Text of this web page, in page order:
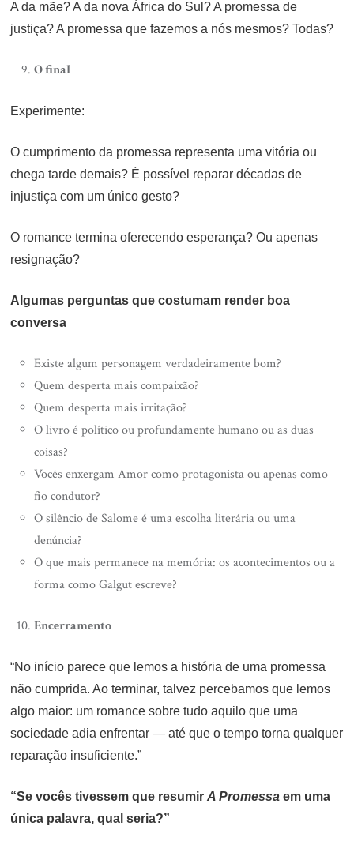
A da mãe? A da nova África do Sul? A promessa de
justiça? A promessa que fazemos a nós mesmos? Todas?
O final
Experimente:
O cumprimento da promessa representa uma vitória ou
chega tarde demais? É possível reparar décadas de
injustiça com um único gesto?
O romance termina oferecendo esperança? Ou apenas
resignação?
Algumas perguntas que costumam render boa
conversa
Existe algum personagem verdadeiramente bom?
Quem desperta mais compaixão?
Quem desperta mais irritação?
O livro é político ou profundamente humano ou as duas
coisas?
Vocês enxergam Amor como protagonista ou apenas como
fio condutor?
O silêncio de Salome é uma escolha literária ou uma
denúncia?
O que mais permanece na memória: os acontecimentos ou a
forma como Galgut escreve?
Encerramento
“No início parece que lemos a história de uma promessa
não cumprida. Ao terminar, talvez percebamos que lemos
algo maior: um romance sobre tudo aquilo que uma
sociedade adia enfrentar — até que o tempo torna qualquer
reparação insuficiente.”
“Se vocês tivessem que resumirA Promessa em uma
única palavra, qual seria?”